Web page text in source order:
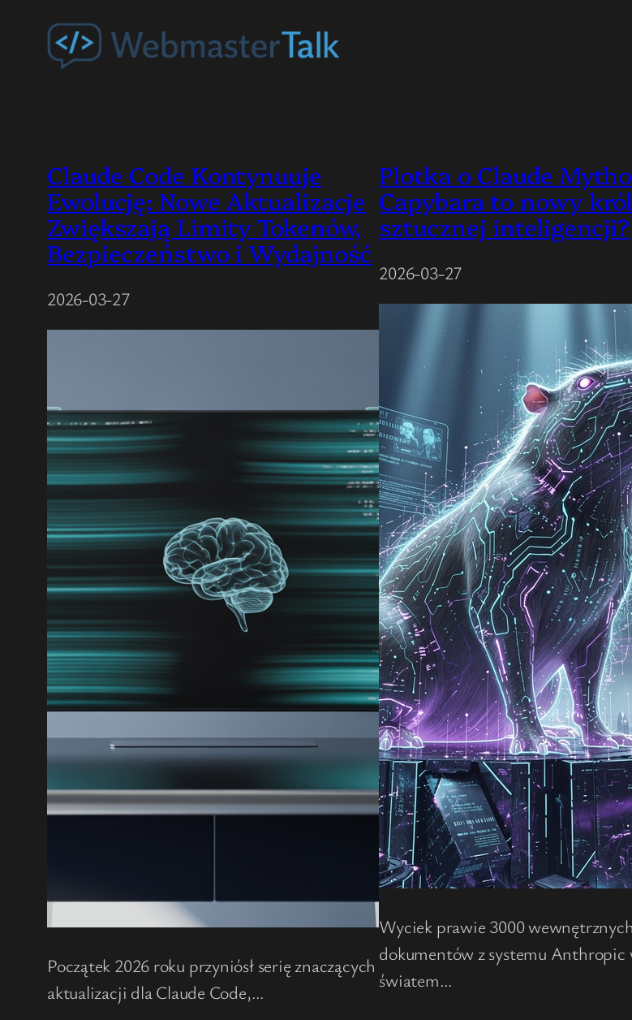
Przejdź
Claude Code Kontynuuje
Ewolucję: Nowe Aktualizacje
Zwiększają Limity Tokenów,
Bezpieczeństwo i Wydajność
2026-03-27
Początek 2026 roku przyniósł serię znaczących
aktualizacji dla Claude Code,…
Plotka o Claude
Capybara to nowy król
sztucznej inteligencji?
2026-03-27
Wyciek prawie 3000 wewnętrznych
dokumentów z systemu Anthropic
światem…